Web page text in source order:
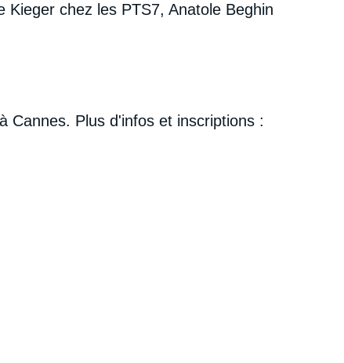
chez les PTS7, Anatole Beghin
Cannes. Plus d'infos et inscriptions :